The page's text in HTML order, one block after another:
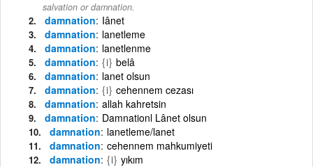
salvation or damnation.
damnation Iânet
damnation lanetleme
damnation lanetlenme
damnation {i} belâ
damnation lanet olsun
damnation {i} cehennem cezası
damnation allah kahretsin
damnation Damnationl Lânet olsun
damnation lanetleme/lanet
damnation cehennem mahkumiyeti
damnation {i} yıkım